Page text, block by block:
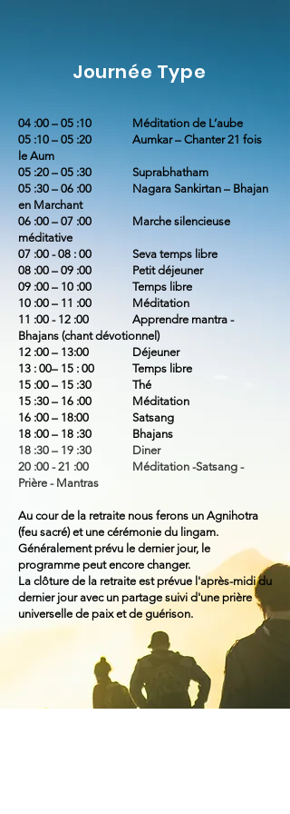
Journée Type
04 :00 – 05 :10 Méditation de L’aube
05 :10 – 05 :20 Aumkar – Chanter 21 fois
le Aum
05 :20 – 05 :30 Suprabhatham
05 :30 – 06 :00 Nagara Sankirtan – Bhajan
en Marchant
06 :00 – 07 :00 Marche silencieuse
méditative
07 :00 - 08 : 00 Seva temps libre
08 :00 – 09 :00 Petit déjeuner​
09 :00 – 10 :00 Temps libre
10 :00 – 11 :00 Méditation
11 :00 - 12 :00 Apprendre mantra -
Bhajans (chant dévotionnel)
12 :00 – 13:00 Déjeuner
13 : 00– 15 : 00 Temps libre​
15 :00 – 15 :30 Thé
15 :30 – 16 :00 Méditation
16 :00 – 18:00 Satsang
18 :00 – 18 :30 Bhajans
18 :30 – 19 :30 Diner​
20 :00 - 21 :00 Méditation -Satsang -
Prière - Mantras
Au cour de la retraite nous ferons un Agnihotra
(feu sacré) et une cérémonie du lingam.
Généralement prévu le dernier jour, le
programme peut encore changer.
La clôture de la retraite est prévue l'après-midi du
dernier jour avec un partage suivi d'une prière
universelle de paix et de guérison.